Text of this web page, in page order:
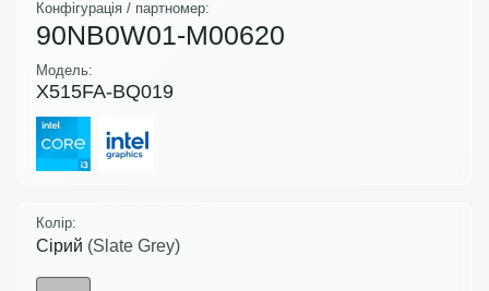
Конфігурація / партномер:
90NB0W01-M00620
Модель:
X515FA-BQ019
Колір:
Сірий (Slate Grey)